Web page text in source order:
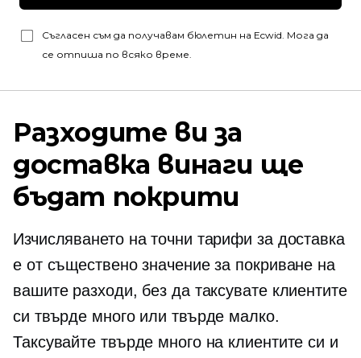
Съгласен съм да получавам бюлетин на Ecwid. Мога да
се отпиша по всяко време.
Разходите ви за
доставка винаги ще
бъдат покрити
Изчисляването на точни тарифи за доставка
е от съществено значение за покриване на
вашите разходи, без да таксувате клиентите
си твърде много или твърде малко.
Таксувайте твърде много на клиентите си и